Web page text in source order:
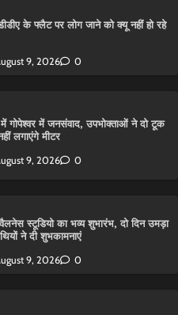
के फ्लैट पर लोग जाने को क्यू नहीं हो रहे
9, 2026 0
में गोपेश्वर में जनसंवाद, उपभोक्ताओं ने दो टूक
लगाएंगे मीटर
9, 2026 0
वैलनेस स्टूडियो का भव्य शुभारंभ, दो दिन उमड़ा
ने दी शुभकामनाएं
9, 2026 0